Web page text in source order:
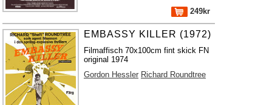
249kr
EMBASSY KILLER (1972)
Filmaffisch 70x100cm fint skick FN
original 1974
Gordon Hessler Richard Roundtree